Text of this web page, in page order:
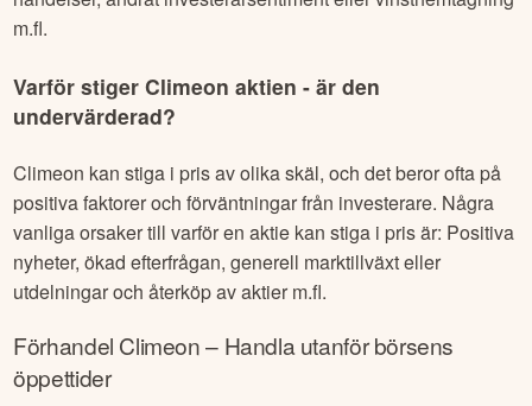
Varför sjunker
Climeonkan sjunka i pris av olika skäl, och det är viktigt att
många faktorer. Några vanliga orsaker till varför en aktie kan
sjunka i pris är: Negativa nyheter, branschspecifika
händelser, ändrat investerarsentiment eller vinsthemtagning
m.fl.
Varför stiger Climeon aktien - är den
undervärderad?